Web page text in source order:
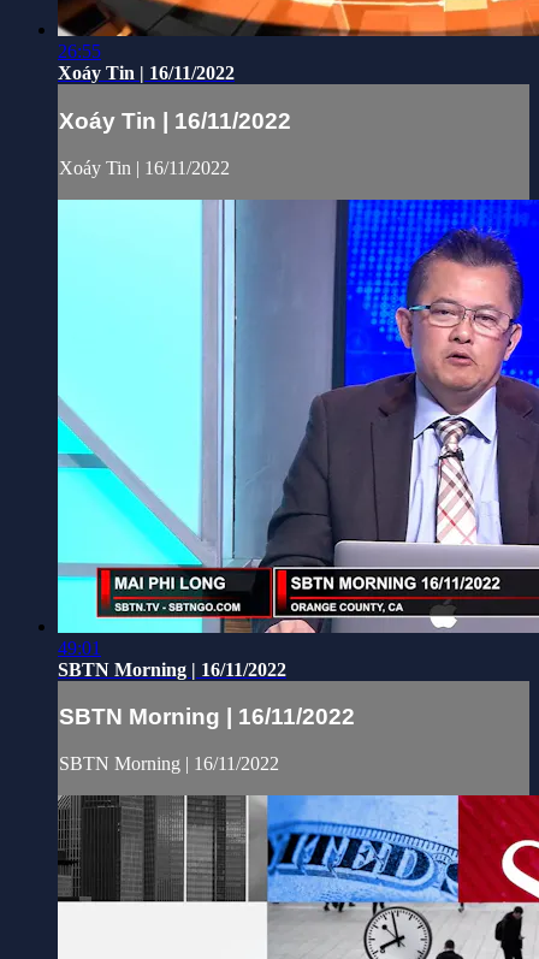
26:55
Xoáy Tin | 16/11/2022
Xoáy Tin | 16/11/2022
Xoáy Tin | 16/11/2022
49:01
SBTN Morning | 16/11/2022
SBTN Morning | 16/11/2022
SBTN Morning | 16/11/2022